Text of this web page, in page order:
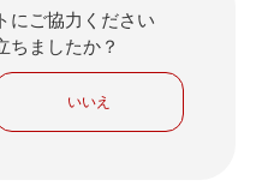
にご協力ください
ちましたか？
いいえ